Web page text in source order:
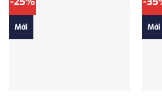
Mới Mới